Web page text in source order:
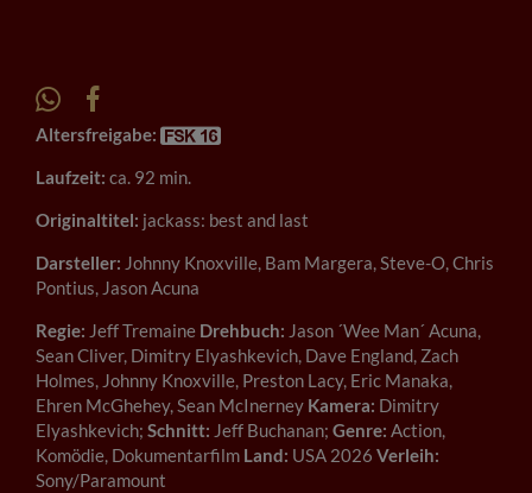
Altersfreigabe:
Laufzeit: ca. 92 min.
Originaltitel: jackass: best and last
Darsteller: Johnny Knoxville, Bam Margera, Steve-O, Chris
Pontius, Jason Acuna
Regie: Jeff Tremaine Drehbuch: Jason ´Wee Man´ Acuna,
Sean Cliver, Dimitry Elyashkevich, Dave England, Zach
Holmes, Johnny Knoxville, Preston Lacy, Eric Manaka,
Ehren McGhehey, Sean McInerney Kamera: Dimitry
Elyashkevich; Schnitt: Jeff Buchanan; Genre: Action,
Komödie, Dokumentarfilm Land: USA 2026 Verleih:
Sony/Paramount